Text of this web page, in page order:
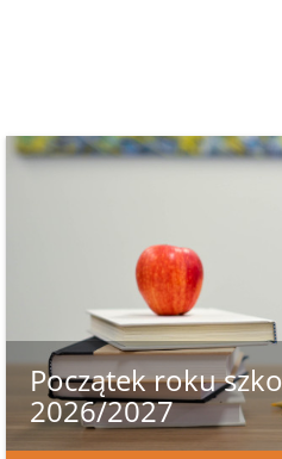
Początek roku
2026/2027